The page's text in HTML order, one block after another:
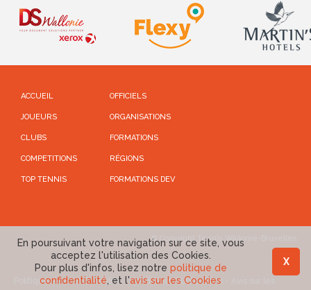
ACCUEIL
JOUEURS
CLUBS
COMPETITIONS
TOP TENNIS
OFFICIELS
ORGANISATIONS
FORMATIONS
RÉGIONS
FORMATIONS DEV
© Copyright Tennis Wallonie-Bruxelles
Politique de confidentialité-Conditions d'utilisations
X
En poursuivant votre navigation sur ce site, vous
acceptez l'utilisation des Cookies.
Pour plus d'infos, lisez notre politique de
confidentialité , et l'avis sur les Cookies